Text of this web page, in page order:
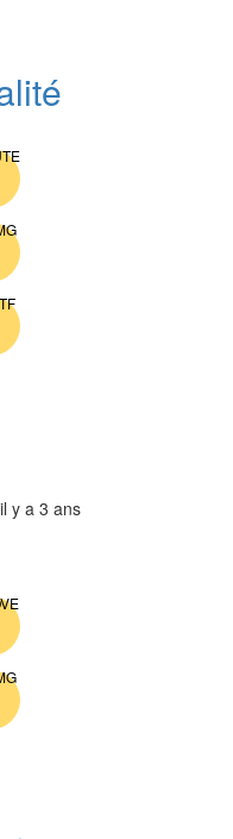
il y a 3 ans